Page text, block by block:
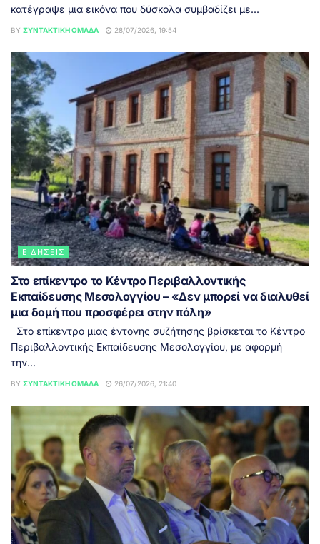
κατέγραψε μια εικόνα που δύσκολα συμβαδίζει με...
BY ΣΥΝΤΑΚΤΙΚΉ ΟΜΆΔΑ 28/07/2026, 19:54
ΕΙΔΉΣΕΙΣ
Στο επίκεντρο το Κέντρο Περιβαλλοντικής
Εκπαίδευσης Μεσολογγίου – «Δεν μπορεί να διαλυθεί
μια δομή που προσφέρει στην πόλη»
Στο επίκεντρο μιας έντονης συζήτησης βρίσκεται το Κέντρο
Περιβαλλοντικής Εκπαίδευσης Μεσολογγίου, με αφορμή
την...
BY ΣΥΝΤΑΚΤΙΚΉ ΟΜΆΔΑ 26/07/2026, 21:40